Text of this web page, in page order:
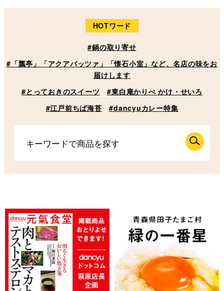
HOTワード
#鍋の取り寄せ
#「瓢亭」「アクアパッツァ」「懐石小室」など、名店の味をお
届けします
#とっておきのスイーツ
#東白庵かりべ かけ・せいろ
#江戸前ちば海苔
#dancyuカレー特集